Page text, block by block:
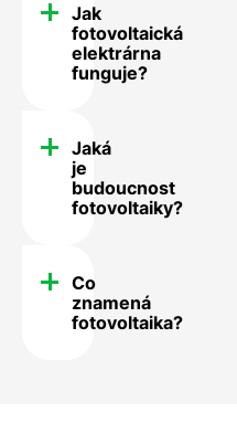
Jak
fotovoltaická
elektrárna
funguje?
Jaká
je
budoucnost
fotovoltaiky?
Co
znamená
fotovoltaika?